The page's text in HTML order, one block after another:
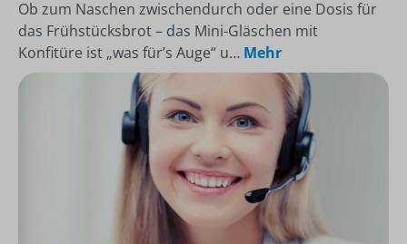
Ob zum Naschen zwischendurch oder eine Dosis für
das Frühstücksbrot – das Mini-Gläschen mit
Konfitüre ist „was für’s Auge“ u… Mehr